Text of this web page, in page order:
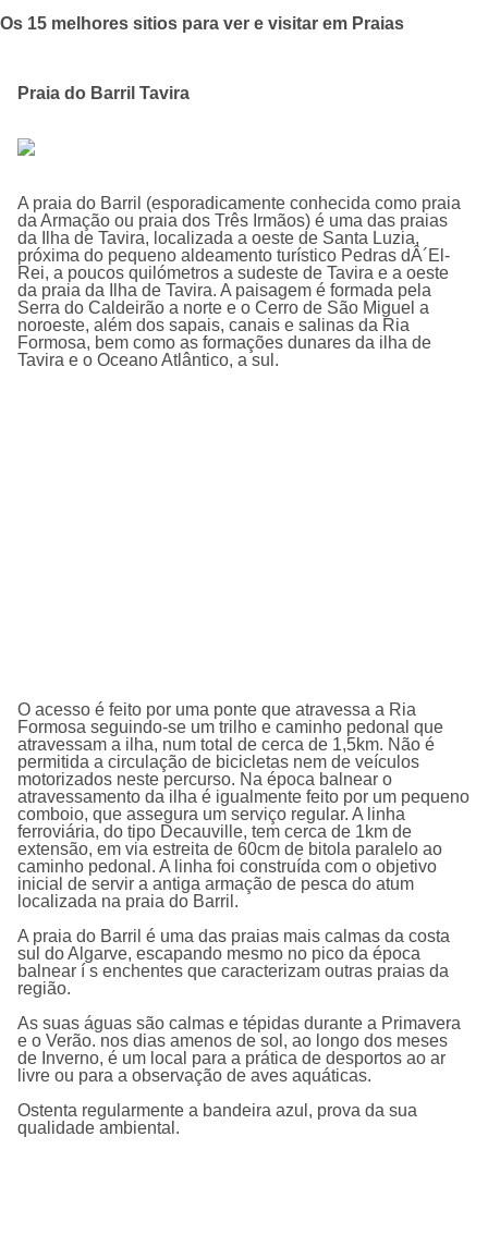
Os 15 melhores sitios para ver e visitar em Praias
Praia do Barril Tavira
A praia do Barril (esporadicamente conhecida como praia
da Armação ou praia dos Três Irmãos) é uma das praias
da Ilha de Tavira, localizada a oeste de Santa Luzia,
próxima do pequeno aldeamento turí­stico Pedras dÂ´El-
Rei, a poucos quilómetros a sudeste de Tavira e a oeste
da praia da Ilha de Tavira. A paisagem é formada pela
Serra do Caldeirão a norte e o Cerro de São Miguel a
noroeste, além dos sapais, canais e salinas da Ria
Formosa, bem como as formações dunares da ilha de
Tavira e o Oceano Atlântico, a sul.
O acesso é feito por uma ponte que atravessa a Ria
Formosa seguindo-se um trilho e caminho pedonal que
atravessam a ilha, num total de cerca de 1,5km. Não é
permitida a circulação de bicicletas nem de veí­culos
motorizados neste percurso. Na época balnear o
atravessamento da ilha é igualmente feito por um pequeno
comboio, que assegura um serviço regular. A linha
ferroviária, do tipo Decauville, tem cerca de 1km de
extensão, em via estreita de 60cm de bitola paralelo ao
caminho pedonal. A linha foi construí­da com o objetivo
inicial de servir a antiga armação de pesca do atum
localizada na praia do Barril.
A praia do Barril é uma das praias mais calmas da costa
sul do Algarve, escapando mesmo no pico da época
balnear í s enchentes que caracterizam outras praias da
região.
As suas águas são calmas e tépidas durante a Primavera
e o Verão. nos dias amenos de sol, ao longo dos meses
de Inverno, é um local para a prática de desportos ao ar
livre ou para a observação de aves aquáticas.
Ostenta regularmente a bandeira azul, prova da sua
qualidade ambiental.